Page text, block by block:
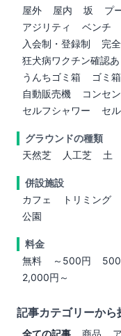
屋外 屋内 坂 プ
アジリティ
ベンチ
入会制・登録制
完
狂犬病ワクチン確認あ
うんちゴミ箱
ゴミ箱
自動販売機
コンセ
セルフシャワー
セ
グラウンドの種類
天然芝
人工芝 土
併設施設
カフェ
トリミング
公園
料金
無料
～500円
2,000円～
記事カテゴリーから